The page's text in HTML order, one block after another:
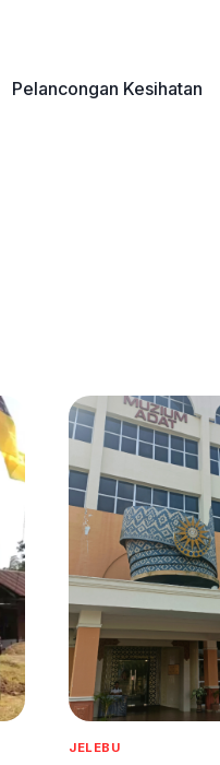
Pelancongan Kesihatan
JELEBU